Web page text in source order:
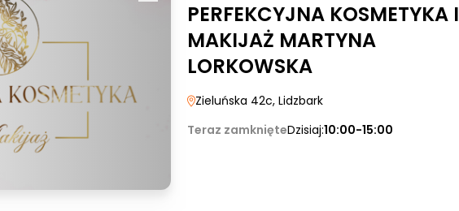
PERFEKCYJNA KOSMETYKA I
MAKIJAŻ MARTYNA
LORKOWSKA
Zieluńska 42c, Lidzbark
Teraz zamknięteDzisiaj:10:00-15:00